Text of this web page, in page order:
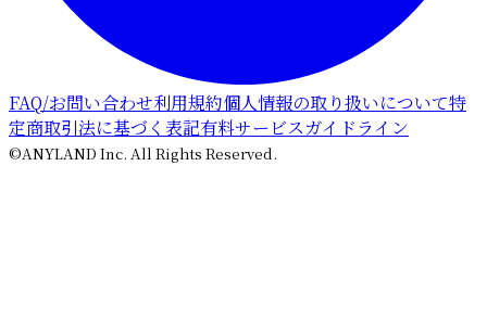
FAQ/お問い合わせ利用規約個人情報の取り扱いについて特
定商取引法に基づく表記有料サービスガイドライン
©ANYLAND Inc. All Rights Reserved.